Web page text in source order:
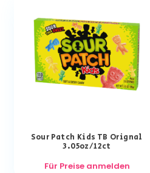
Sour Patch Kids TB Orignal
3.05oz/12ct
Für Preise anmelden